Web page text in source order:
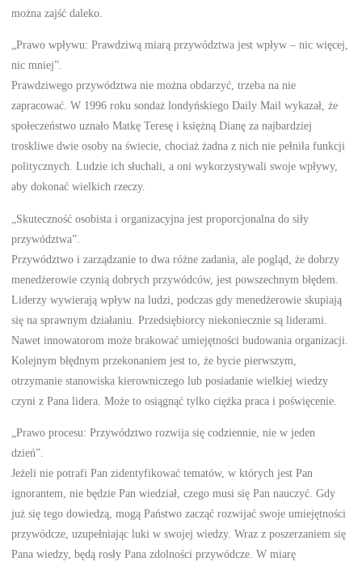
można zajść daleko.
„Prawo wpływu: Prawdziwą miarą przywództwa jest wpływ – nic więcej,
nic mniej”.
Prawdziwego przywództwa nie można obdarzyć, trzeba na nie
zapracować. W 1996 roku sondaż londyńskiego Daily Mail wykazał, że
społeczeństwo uznało Matkę Teresę i księżną Dianę za najbardziej
troskliwe dwie osoby na świecie, chociaż żadna z nich nie pełniła funkcji
politycznych. Ludzie ich słuchali, a oni wykorzystywali swoje wpływy,
aby dokonać wielkich rzeczy.
„Skuteczność osobista i organizacyjna jest proporcjonalna do siły
przywództwa”.
Przywództwo i zarządzanie to dwa różne zadania, ale pogląd, że dobrzy
menedżerowie czynią dobrych przywódców, jest powszechnym błędem.
Liderzy wywierają wpływ na ludzi, podczas gdy menedżerowie skupiają
się na sprawnym działaniu. Przedsiębiorcy niekoniecznie są liderami.
Nawet innowatorom może brakować umiejętności budowania organizacji.
Kolejnym błędnym przekonaniem jest to, że bycie pierwszym,
otrzymanie stanowiska kierowniczego lub posiadanie wielkiej wiedzy
czyni z Pana lidera. Może to osiągnąć tylko ciężka praca i poświęcenie.
„Prawo procesu: Przywództwo rozwija się codziennie, nie w jeden
dzień”.
Jeżeli nie potrafi Pan zidentyfikować tematów, w których jest Pan
ignorantem, nie będzie Pan wiedział, czego musi się Pan nauczyć. Gdy
już się tego dowiedzą, mogą Państwo zacząć rozwijać swoje umiejętności
przywódcze, uzupełniając luki w swojej wiedzy. Wraz z poszerzaniem się
Pana wiedzy, będą rosły Pana zdolności przywódcze. W miarę